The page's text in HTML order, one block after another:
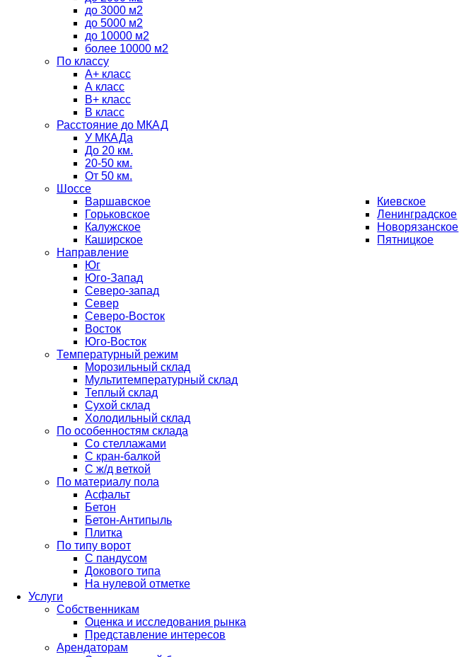
до 3000 м2
до 5000 м2
до 10000 м2
более 10000 м2
По классу
A+ класс
А класс
В+ класс
B класс
Расстояние до МКАД
У МКАДа
До 20 км.
20-50 км.
От 50 км.
Шоссе
Варшавское
Горьковское
Калужское
Каширское
Киевское
Ленинградское
Новорязанское
Пятницкое
Направление
Юг
Юго-Запад
Северо-запад
Север
Северо-Восток
Восток
Юго-Восток
Температурный режим
Морозильный склад
Мультитемпературный склад
Теплый склад
Сухой склад
Холодильный склад
По особенностям склада
Со стеллажами
С кран-балкой
С ж/д веткой
По материалу пола
Асфальт
Бетон
Бетон-Антипыль
Плитка
По типу ворот
С пандусом
Докового типа
На нулевой отметке
Услуги
Собственникам
Оценка и исследования рынка
Представление интересов
Арендаторам